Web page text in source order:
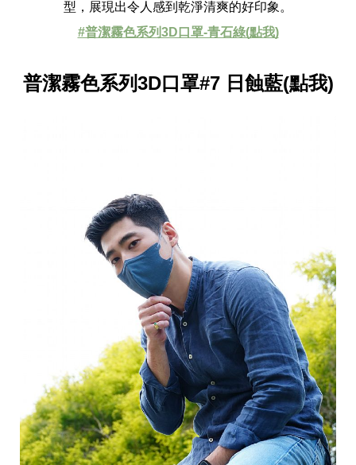
型，展現出令人感到乾淨清爽的好印象。
#普潔霧色系列3D口罩-青石綠(點我)
普潔霧色系列3D口罩#7 日蝕藍(點我)